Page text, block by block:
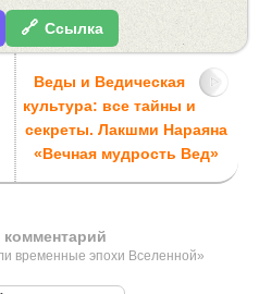
🔗 Ссылка
Веды и Ведическая
культура: все тайны и
секреты. Лакшми Нараяна
«Вечная мудрость Вед»
временные эпохи Вселенной»